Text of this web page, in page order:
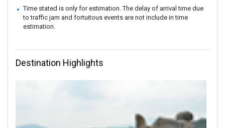
Time stated is only for estimation. The delay of arrival time due
to traffic jam and fortuitous events are not include in time
estimation.
Destination Highlights